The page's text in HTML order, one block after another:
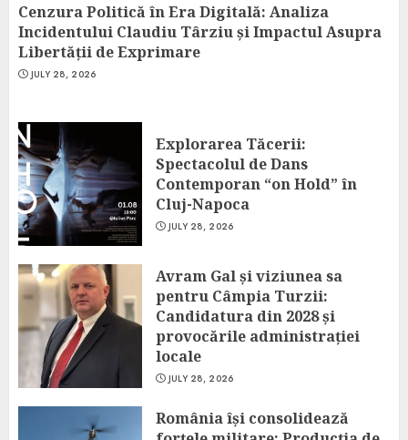
Cenzura Politică în Era Digitală: Analiza
Incidentului Claudiu Târziu și Impactul Asupra
Libertății de Exprimare
JULY 28, 2026
Explorarea Tăcerii:
Spectacolul de Dans
Contemporan “on Hold” în
Cluj-Napoca
JULY 28, 2026
Avram Gal și viziunea sa
pentru Câmpia Turzii:
Candidatura din 2028 și
provocările administrației
locale
JULY 28, 2026
România își consolidează